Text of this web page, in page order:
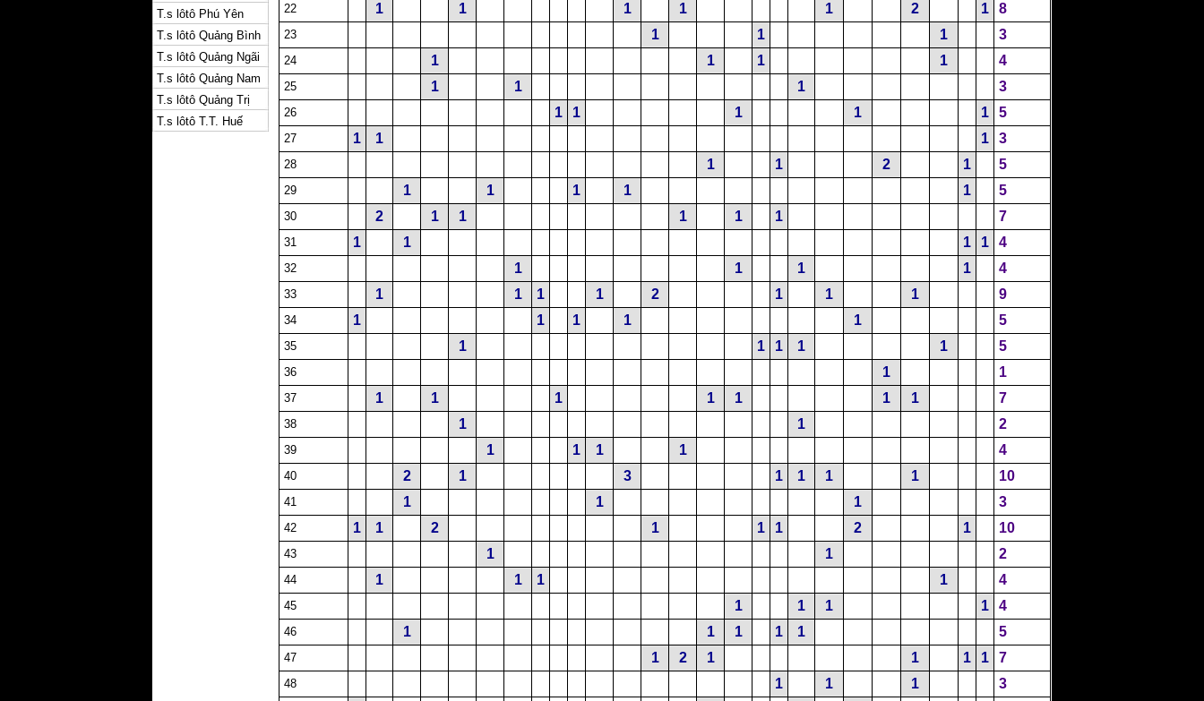
T.s lôtô Phú Yên
T.s lôtô Quảng Bình
T.s lôtô Quảng Ngãi
T.s lôtô Quảng Nam
T.s lôtô Quảng Trị
T.s lôtô T.T. Huế
22 1 1 1 1 1 2 1 8
23 1 1 1 3
24 1 1 1 1 4
25 1 1 1 3
26 1 1 1 1 1 5
27 1 1 1 3
28 1 1 2 1 5
29 1 1 1 1 1 5
30 2 1 1 1 1 1 7
31 1 1 1 1 4
32 1 1 1 1 4
33 1 1 1 1 2 1 1 1 9
34 1 1 1 1 1 5
35 1 1 1 1 1 5
36 1 1
37 1 1 1 1 1 1 1 7
38 1 1 2
39 1 1 1 1 4
40 2 1 3 1 1 1 1 10
41 1 1 1 3
42 1 1 2 1 1 1 2 1 10
43 1 1 2
44 1 1 1 1 4
45 1 1 1 1 4
46 1 1 1 1 1 5
47 1 2 1 1 1 1 7
48 1 1 1 3